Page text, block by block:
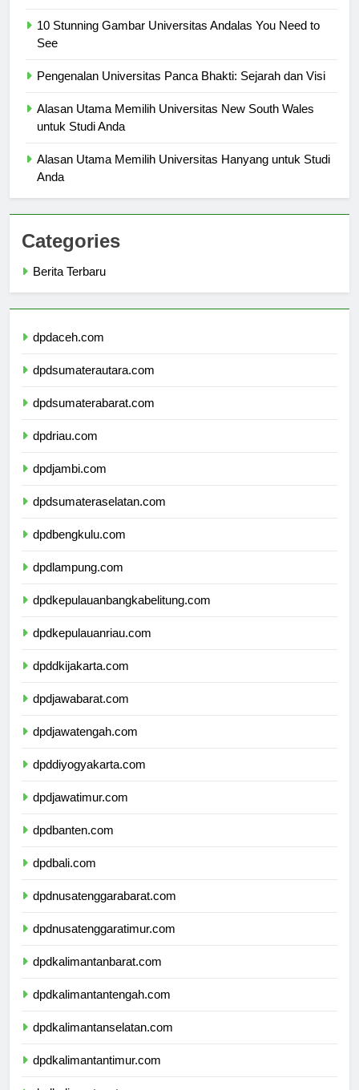
10 Stunning Gambar Universitas Andalas You Need to
Alasan Utama Memilih Universitas New South Wales
Alasan Utama Memilih Universitas Hanyang untuk Studi
Categories